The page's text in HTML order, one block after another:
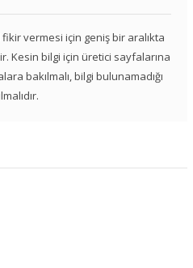
vermesi için geniş bir aralıkta
Kesin bilgi için üretici sayfalarına
bakılmalı, bilgi bulunamadığı